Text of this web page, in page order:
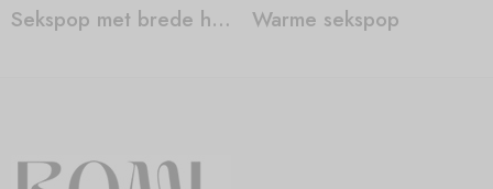
Sekspop met brede heupen Warme sekspop